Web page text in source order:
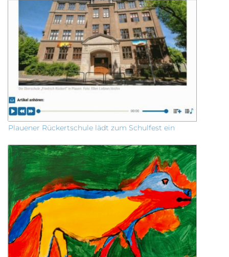
Plauener Rückertschule lädt zum Schulfest ein